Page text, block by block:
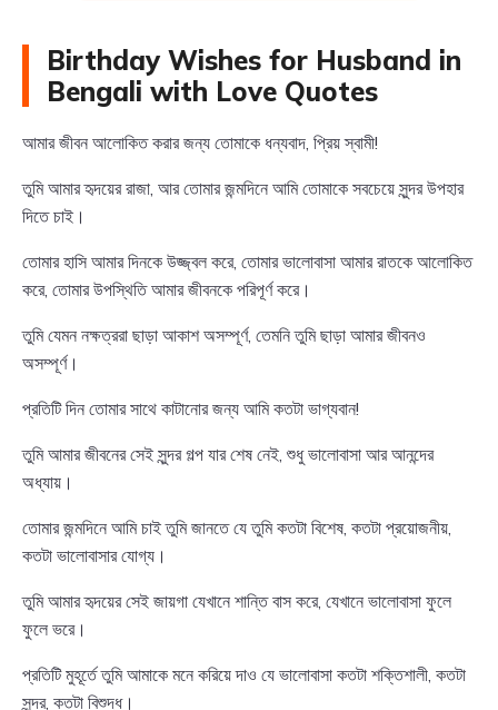
Birthday Wishes for Husband in
Bengali with Love Quotes
আমার জীবন আলোকিত করার জন্য তোমাকে ধন্যবাদ, প্রিয় স্বামী!
তুমি আমার হৃদয়ের রাজা, আর তোমার জন্মদিনে আমি তোমাকে সবচেয়ে সুন্দর উপহার
দিতে চাই।
তোমার হাসি আমার দিনকে উজ্জ্বল করে, তোমার ভালোবাসা আমার রাতকে আলোকিত
করে, তোমার উপস্থিতি আমার জীবনকে পরিপূর্ণ করে।
তুমি যেমন নক্ষত্ররা ছাড়া আকাশ অসম্পূর্ণ, তেমনি তুমি ছাড়া আমার জীবনও
অসম্পূর্ণ।
প্রতিটি দিন তোমার সাথে কাটানোর জন্য আমি কতটা ভাগ্যবান!
তুমি আমার জীবনের সেই সুন্দর গল্প যার শেষ নেই, শুধু ভালোবাসা আর আনন্দের
অধ্যায়।
তোমার জন্মদিনে আমি চাই তুমি জানতে যে তুমি কতটা বিশেষ, কতটা প্রয়োজনীয়,
কতটা ভালোবাসার যোগ্য।
তুমি আমার হৃদয়ের সেই জায়গা যেখানে শান্তি বাস করে, যেখানে ভালোবাসা ফুলে
ফুলে ভরে।
প্রতিটি মুহূর্তে তুমি আমাকে মনে করিয়ে দাও যে ভালোবাসা কতটা শক্তিশালী, কতটা
সুন্দর, কতটা বিশুদ্ধ।